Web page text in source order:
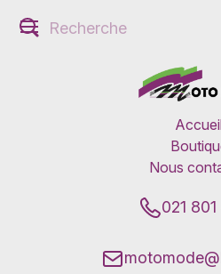
Nous
021 801